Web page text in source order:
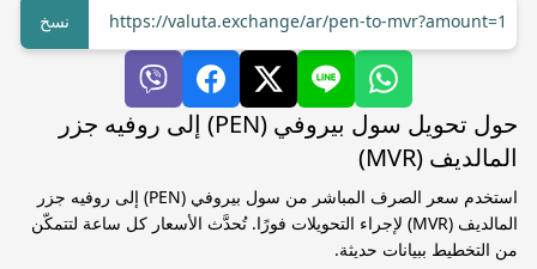
https://valuta.exchange/ar/pen-to-mvr?amount=1
نسخ
حول تحويل سول بيروفي (PEN) إلى روفيه جزر
المالديف (MVR)
استخدم سعر الصرف المباشر من سول بيروفي (PEN) إلى روفيه جزر
المالديف (MVR) لإجراء التحويلات فورًا. تُحدَّث الأسعار كل ساعة لتتمكّن
من التخطيط ببيانات حديثة.